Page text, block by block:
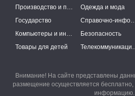
Производство и поставки
Одежда и мода
Государство
Справочно-
Компьютеры и интернет
Безопасность
Товары для детей
Внимание! На сайте представлены
размещение осуществляется бесплатно,
информацию.